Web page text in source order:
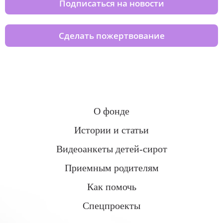
Подписаться на новости
Сделать пожертвование
О фонде
Истории и статьи
Видеоанкеты детей-сирот
Приемным родителям
Как помочь
Спецпроекты